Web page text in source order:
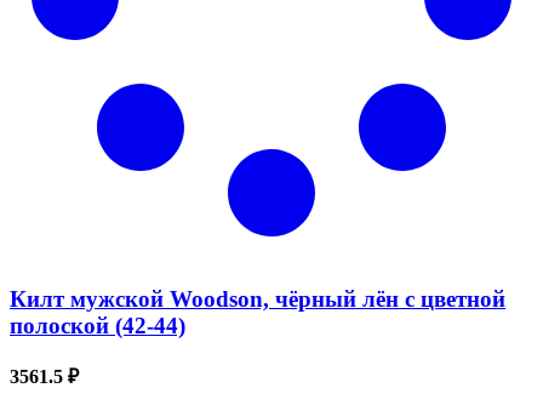
Килт мужской Woodson, чёрный лён с цветной
полоской (42-44)
3561.5 ₽